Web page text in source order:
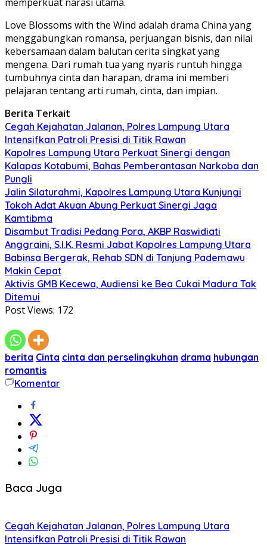
Love Blossoms with the Wind adalah drama China yang
menggabungkan romansa, perjuangan bisnis, dan nilai
kebersamaan dalam balutan cerita singkat yang
mengena. Dari rumah tua yang nyaris runtuh hingga
tumbuhnya cinta dan harapan, drama ini memberi
pelajaran tentang arti rumah, cinta, dan impian.
Berita Terkait
Cegah Kejahatan Jalanan, Polres Lampung Utara
Intensifkan Patroli Presisi di Titik Rawan
Kapolres Lampung Utara Perkuat Sinergi dengan
Kalapas Kotabumi, Bahas Pemberantasan Narkoba dan
Pungli
Jalin Silaturahmi, Kapolres Lampung Utara Kunjungi
Tokoh Adat Akuan Abung Perkuat Sinergi Jaga
Kamtibma
Disambut Tradisi Pedang Pora, AKBP Raswidiati
Anggraini, S.I.K. Resmi Jabat Kapolres Lampung Utara
Babinsa Bergerak, Rehab SDN di Tanjung Pademawu
Makin Cepat
Aktivis GMB Kecewa, Audiensi ke Bea Cukai Madura Tak
Ditemui
Post Views: 172
berita Cinta cinta dan perselingkuhan drama hubungan
romantis
Komentar
Baca Juga
Cegah Kejahatan Jalanan, Polres Lampung Utara
Intensifkan Patroli Presisi di Titik Rawan